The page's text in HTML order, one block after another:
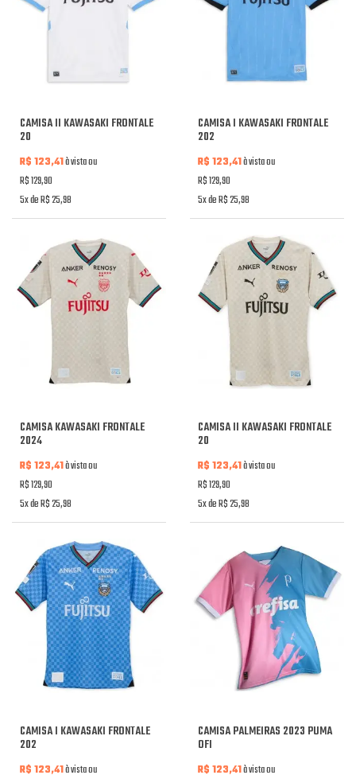
CAMISA II KAWASAKI FRONTALE
20
R$ 123,41à vista ou
R$ 129,90
5x de R$ 25,98
CAMISA I KAWASAKI FRONTALE
202
R$ 123,41à vista ou
R$ 129,90
5x de R$ 25,98
CAMISA KAWASAKI FRONTALE
2024
R$ 123,41à vista ou
R$ 129,90
5x de R$ 25,98
CAMISA II KAWASAKI FRONTALE
20
R$ 123,41à vista ou
R$ 129,90
5x de R$ 25,98
CAMISA I KAWASAKI FRONTALE
202
R$ 123,41à vista ou
CAMISA PALMEIRAS 2023 PUMA
OFI
R$ 123,41à vista ou